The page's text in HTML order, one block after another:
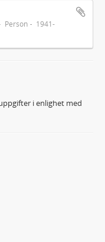
Person 1941-
i enlighet med